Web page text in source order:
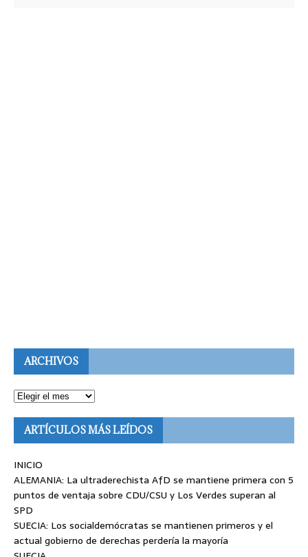
ARCHIVOS
ARTÍCULOS MÁS LEÍDOS
INICIO
ALEMANIA: La ultraderechista AfD se mantiene primera con 5
puntos de ventaja sobre CDU/CSU y Los Verdes superan al
SPD
SUECIA: Los socialdemócratas se mantienen primeros y el
actual gobierno de derechas perdería la mayoría